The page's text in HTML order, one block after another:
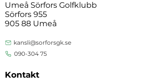
Umeå Sörfors Golfklubb
Sörfors 955
905 88 Umeå
kansli@sorforsgk.se
090-304 75
Kontakt